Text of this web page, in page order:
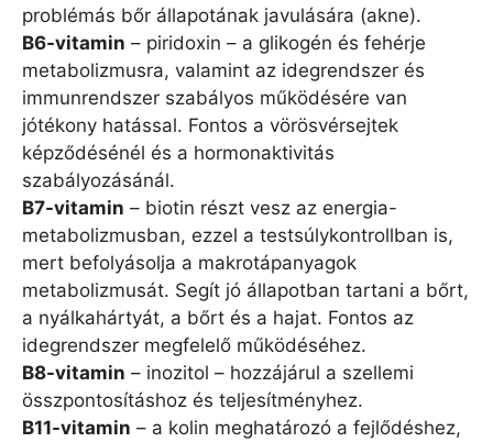
problémás bőr állapotának javulására (akne).
B6-vitamin – piridoxin – a glikogén és fehérje
metabolizmusra, valamint az idegrendszer és
immunrendszer szabályos működésére van
jótékony hatással. Fontos a vörösvérsejtek
képződésénél és a hormonaktivitás
szabályozásánál.
B7-vitamin – biotin részt vesz az energia-
metabolizmusban, ezzel a testsúlykontrollban is,
mert befolyásolja a makrotápanyagok
metabolizmusát. Segít jó állapotban tartani a bőrt,
a nyálkahártyát, a bőrt és a hajat. Fontos az
idegrendszer megfelelő működéséhez.
B8-vitamin – inozitol – hozzájárul a szellemi
összpontosításhoz és teljesítményhez.
B11-vitamin – a kolin meghatározó a fejlődéshez,